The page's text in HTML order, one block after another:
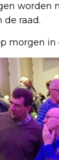
worden
de raad.
morgen